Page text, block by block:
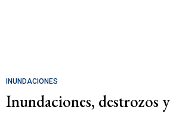
INUNDACIONES
Inundaciones, destrozos